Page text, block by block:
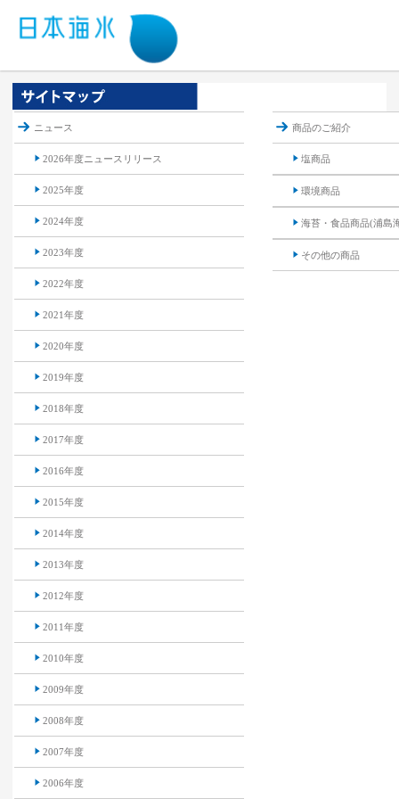
ニュース
2026年度ニュースリリース
2025年度
2024年度
2023年度
2022年度
2021年度
2020年度
2019年度
2018年度
2017年度
2016年度
2015年度
2014年度
2013年度
2012年度
2011年度
2010年度
2009年度
2008年度
2007年度
2006年度
商品のご紹介
塩商品
環境商品
海苔・食品商品(浦島
その他の商品